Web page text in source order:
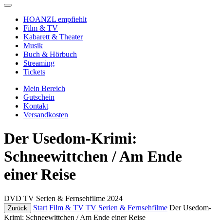
HOANZL empfiehlt
Film & TV
Kabarett & Theater
Musik
Buch & Hörbuch
Streaming
Tickets
Mein Bereich
Gutschein
Kontakt
Versandkosten
Der Usedom-Krimi:
Schneewittchen / Am Ende
einer Reise
DVD TV Serien & Fernsehfilme 2024
Zurück Start Film & TV TV Serien & Fernsehfilme Der Usedom-
Krimi: Schneewittchen / Am Ende einer Reise